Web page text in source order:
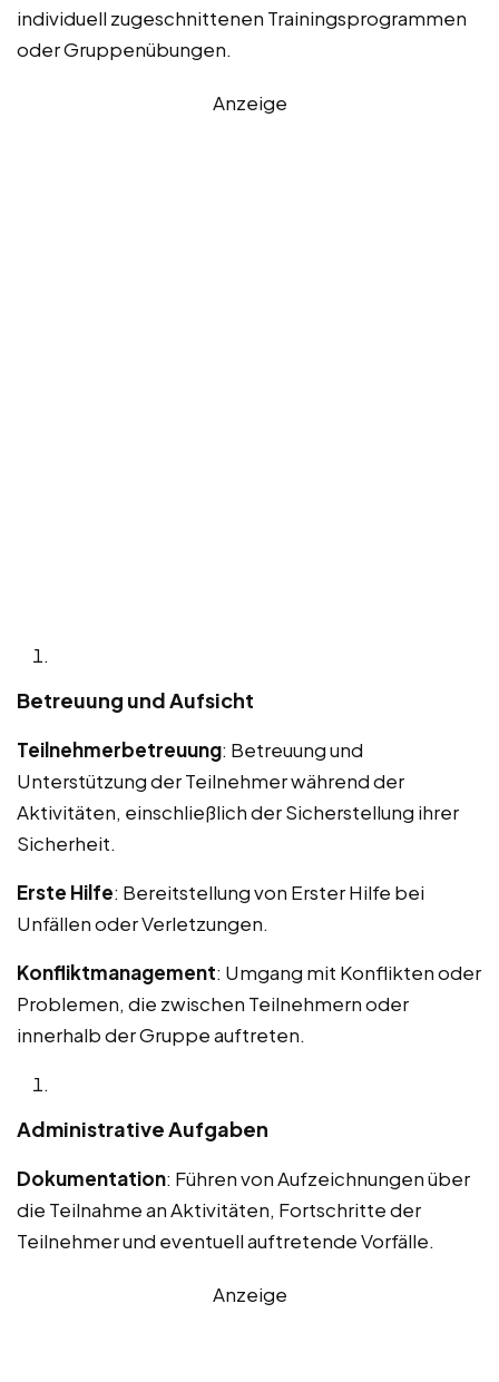
individuell zugeschnittenen Trainingsprogrammen
oder Gruppenübungen.
Anzeige
Betreuung und Aufsicht
Teilnehmerbetreuung: Betreuung und
Unterstützung der Teilnehmer während der
Aktivitäten, einschließlich der Sicherstellung ihrer
Sicherheit.
Erste Hilfe: Bereitstellung von Erster Hilfe bei
Unfällen oder Verletzungen.
Konfliktmanagement: Umgang mit Konflikten oder
Problemen, die zwischen Teilnehmern oder
innerhalb der Gruppe auftreten.
Administrative Aufgaben
Dokumentation: Führen von Aufzeichnungen über
die Teilnahme an Aktivitäten, Fortschritte der
Teilnehmer und eventuell auftretende Vorfälle.
Anzeige